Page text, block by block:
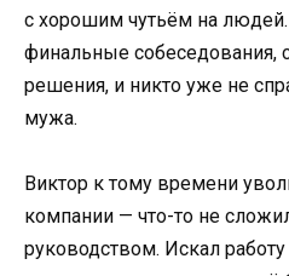
с хорошим чутьём на
финальные собеседования,
решения, и никто уже не
мужа.
Виктор к тому времени
компании — что-то не
руководством. Искал